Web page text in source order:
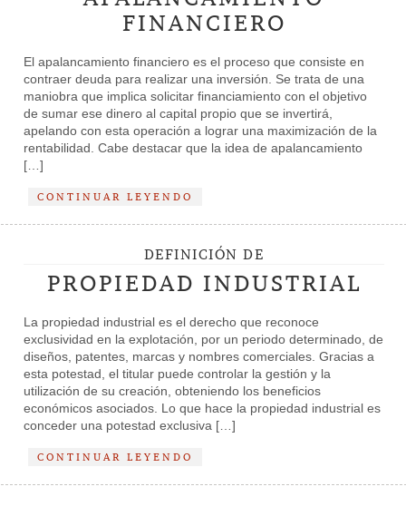
FINANCIERO
El apalancamiento financiero es el proceso que consiste en
contraer deuda para realizar una inversión. Se trata de una
maniobra que implica solicitar financiamiento con el objetivo
de sumar ese dinero al capital propio que se invertirá,
apelando con esta operación a lograr una maximización de la
rentabilidad. Cabe destacar que la idea de apalancamiento
[…]
CONTINUAR LEYENDO
DEFINICIÓN DE
PROPIEDAD INDUSTRIAL
La propiedad industrial es el derecho que reconoce
exclusividad en la explotación, por un periodo determinado, de
diseños, patentes, marcas y nombres comerciales. Gracias a
esta potestad, el titular puede controlar la gestión y la
utilización de su creación, obteniendo los beneficios
económicos asociados. Lo que hace la propiedad industrial es
conceder una potestad exclusiva […]
CONTINUAR LEYENDO